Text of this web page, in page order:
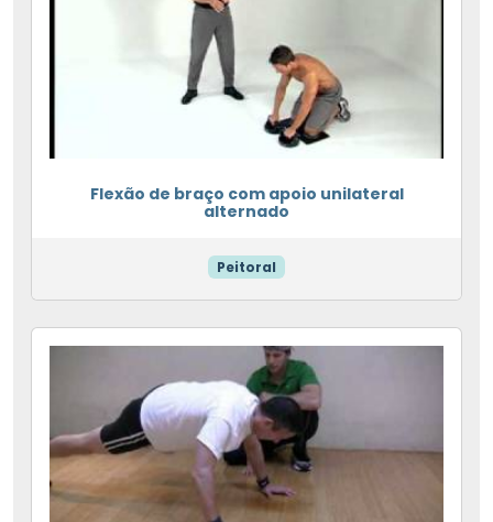
Flexão de braço com apoio unilateral
alternado
Peitoral